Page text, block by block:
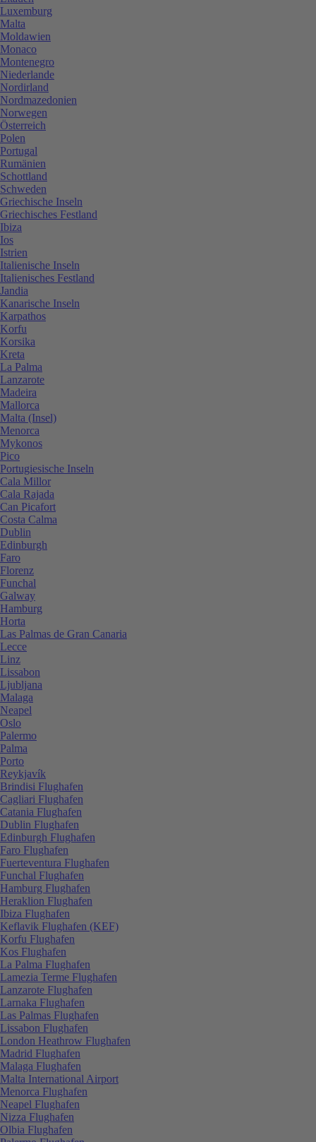
Luxemburg
Malta
Moldawien
Monaco
Montenegro
Niederlande
Nordirland
Nordmazedonien
Norwegen
Österreich
Polen
Portugal
Rumänien
Schottland
Schweden
Griechische Inseln
Griechisches Festland
Ibiza
Ios
Istrien
Italienische Inseln
Italienisches Festland
Jandia
Kanarische Inseln
Karpathos
Korfu
Korsika
Kreta
La Palma
Lanzarote
Madeira
Mallorca
Malta (Insel)
Menorca
Mykonos
Pico
Portugiesische Inseln
Cala Millor
Cala Rajada
Can Picafort
Costa Calma
Dublin
Edinburgh
Faro
Florenz
Funchal
Galway
Hamburg
Horta
Las Palmas de Gran Canaria
Lecce
Linz
Lissabon
Ljubljana
Malaga
Neapel
Oslo
Palermo
Palma
Porto
Reykjavík
Brindisi Flughafen
Cagliari Flughafen
Catania Flughafen
Dublin Flughafen
Edinburgh Flughafen
Faro Flughafen
Fuerteventura Flughafen
Funchal Flughafen
Hamburg Flughafen
Heraklion Flughafen
Ibiza Flughafen
Keflavik Flughafen (KEF)
Korfu Flughafen
Kos Flughafen
La Palma Flughafen
Lamezia Terme Flughafen
Lanzarote Flughafen
Larnaka Flughafen
Las Palmas Flughafen
Lissabon Flughafen
London Heathrow Flughafen
Madrid Flughafen
Malaga Flughafen
Malta International Airport
Menorca Flughafen
Neapel Flughafen
Nizza Flughafen
Olbia Flughafen